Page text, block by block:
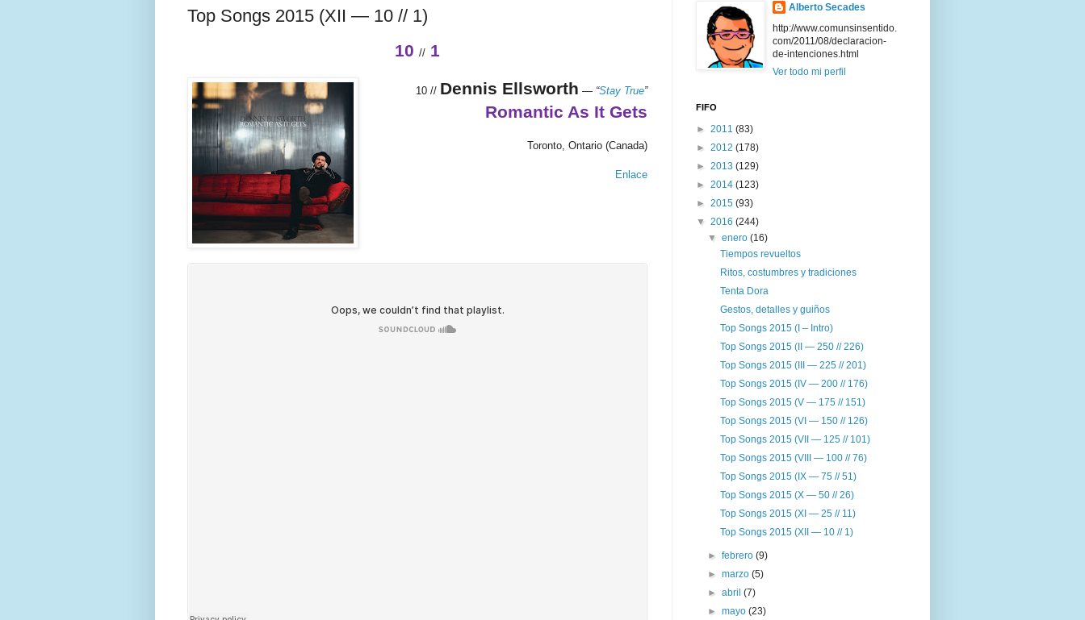
Top Songs 2015 (XII — 10 // 1)
10 // 1
10 // Dennis Ellsworth — “Stay True”
Romantic As It Gets
Toronto, Ontario (Canada)
Enlace
Alberto Secades
http://www.comunsinsentido.
com/2011/08/declaracion-
de-intenciones.html
Ver todo mi perfil
FIFO
► 2011 (83)
► 2012 (178)
► 2013 (129)
► 2014 (123)
► 2015 (93)
▼ 2016 (244)
▼enero(16)
Tiempos revueltos
Ritos, costumbres y tradiciones
Tenta Dora
Gestos, detalles y guiños
Top Songs 2015 (I – Intro)
Top Songs 2015 (II — 250 // 226)
Top Songs 2015 (III — 225 // 201)
Top Songs 2015 (IV — 200 // 176)
Top Songs 2015 (V — 175 // 151)
Top Songs 2015 (VI — 150 // 126)
Top Songs 2015 (VII — 125 // 101)
Top Songs 2015 (VIII — 100 // 76)
Top Songs 2015 (IX — 75 // 51)
Top Songs 2015 (X — 50 // 26)
Top Songs 2015 (XI — 25 // 11)
Top Songs 2015 (XII — 10 // 1)
►febrero(9)
►marzo(5)
►abril(7)
►mayo(23)